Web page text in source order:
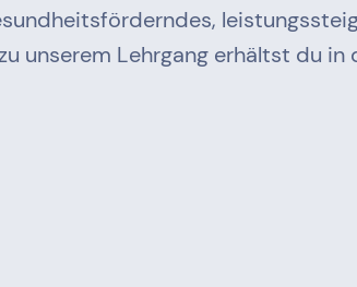
unserem Lehrgang erhältst du in